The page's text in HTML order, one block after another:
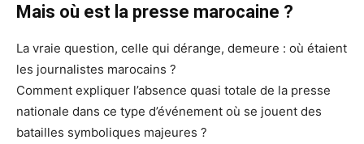
Mais où est la presse marocaine ?
La vraie question, celle qui dérange, demeure : où étaient
les journalistes marocains ?
Comment expliquer l’absence quasi totale de la presse
nationale dans ce type d’événement où se jouent des
batailles symboliques majeures ?